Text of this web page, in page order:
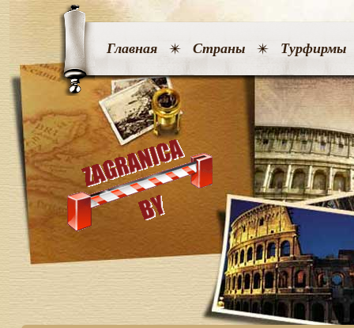
Главная Страны Турфирмы